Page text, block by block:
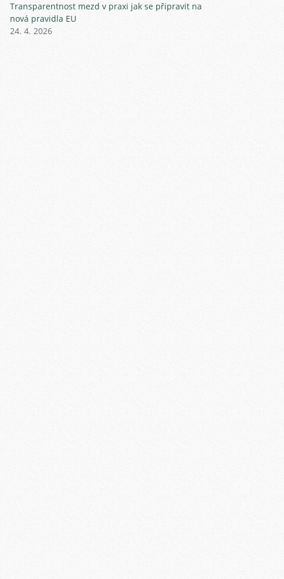
Transparentnost mezd v praxi jak se připravit na
nová pravidla EU
24. 4. 2026